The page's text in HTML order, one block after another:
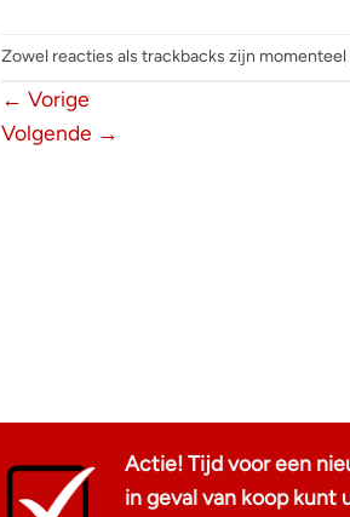
Zowel reacties als trackbacks zijn momenteel
← Vorige
Volgende →
Actie! Tijd voor een
in geval van koop kunt